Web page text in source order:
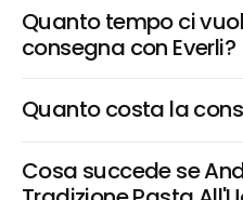
Quanto tempo ci
consegna con Everli?
Quanto costa la
Cosa succede se